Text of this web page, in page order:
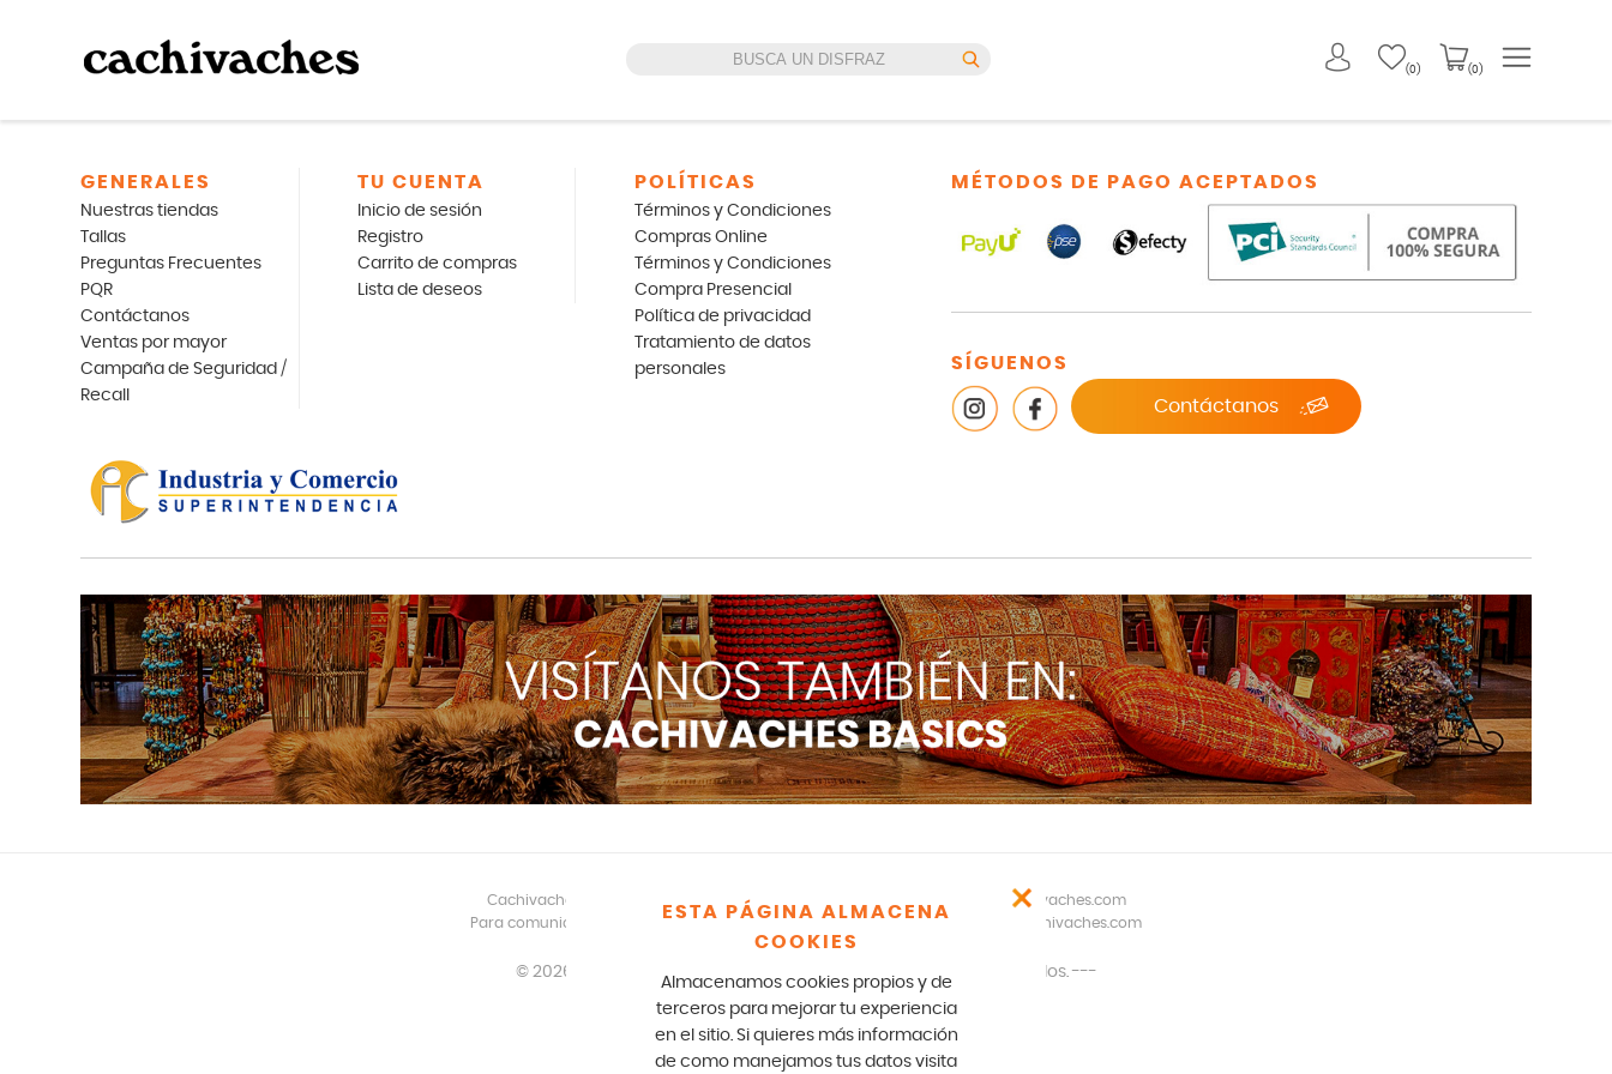
(0) (0)
ESTA PÁGINA ALMACENA
COOKIES
Almacenamos cookies propios y de
terceros para mejorar tu experiencia
en el sitio. Si quieres más información
de como manejamos tus datos visita
GENERALES
Nuestras tiendas
Tallas
Preguntas Frecuentes
PQR
Contáctanos
Ventas por mayor
Campaña de Seguridad /
Recall
TU CUENTA
Inicio de sesión
Registro
Carrito de compras
Lista de deseos
POLÍTICAS
Términos y Condiciones
Compras Online
Términos y Condiciones
Compra Presencial
Política de privacidad
Tratamiento de datos
personales
MÉTODOS DE PAGO ACEPTADOS
SÍGUENOS
Contáctanos
Cachivaches – CR 17 166 75 Bogotá – 601-5529100- E mail: comunicados@cachivaches.com
Para comunicados legales y notificaciones formales favor escribir a: team@cachivaches.com
© 2026 | Todos los derechos reservados. ---
Diseño y desarrollo: Paperplane.co